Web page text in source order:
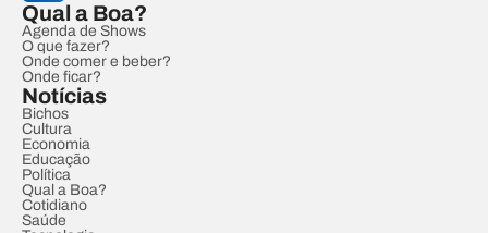
Qual a Boa?
Agenda de Shows
O que fazer?
Onde comer e beber?
Onde ficar?
Notícias
Bichos
Cultura
Economia
Educação
Política
Qual a Boa?
Cotidiano
Saúde